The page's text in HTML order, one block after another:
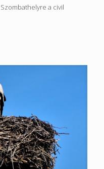
a civil